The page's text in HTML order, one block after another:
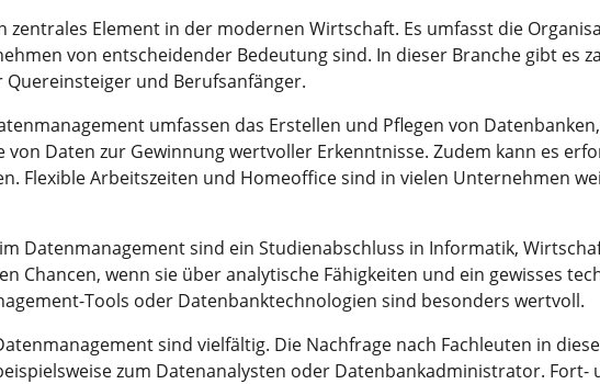
zentrales Element in der modernen Wirtschaft. Es umfasst die
von entscheidender Bedeutung sind. In dieser Branche gibt es
und Berufsanfänger.
umfassen das Erstellen und Pflegen von
von Daten zur Gewinnung wertvoller Erkenntnisse. Zudem kann es
Flexible Arbeitszeiten und Homeoffice sind in vielen Unternehmen
Datenmanagement sind ein Studienabschluss in Informatik,
Chancen, wenn sie über analytische Fähigkeiten und ein gewisses
Tools oder Datenbanktechnologien sind besonders wertvoll.
sind vielfältig. Die Nachfrage nach Fachleuten in
zum Datenanalysten oder Datenbankadministrator.